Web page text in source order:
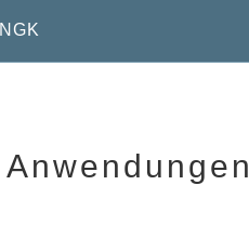
NGK
Anwendungen